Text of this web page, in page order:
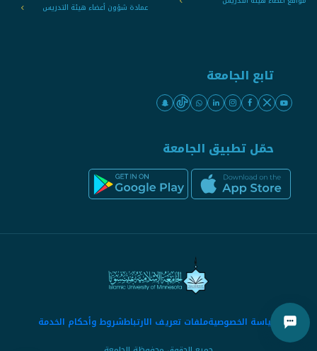
عمادة شؤون أعضاء هيئة التدريس
تابع الجامعة
حمّل تطبيق الجامعة
سياسة الخصوصيةملفات تعريف الارتباطشروط وأحكام الخدمة